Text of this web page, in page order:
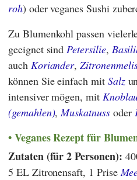
roh) oder veganes Sushi
Zu Blumenkohl passen
geeignet sindPetersilie,
auch Koriander,
können Sie einfach mit Salz
intensiver mögen, mit
(gemahlen),Muskatnussoder
Veganes Rezept für
Zutaten (für 2 Personen):
5 EL Zitronensaft, 1 Prise